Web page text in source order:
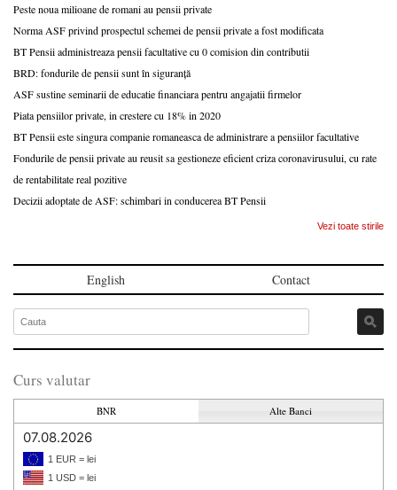
Peste noua milioane de romani au pensii private
Norma ASF privind prospectul schemei de pensii private a fost modificata
BT Pensii administreaza pensii facultative cu 0 comision din contributii
BRD: fondurile de pensii sunt în siguranță
ASF sustine seminarii de educatie financiara pentru angajatii firmelor
Piata pensiilor private, in crestere cu 18% in 2020
BT Pensii este singura companie romaneasca de administrare a pensiilor facultative
Fondurile de pensii private au reusit sa gestioneze eficient criza coronavirusului, cu rate
de rentabilitate real pozitive
Decizii adoptate de ASF: schimbari in conducerea BT Pensii
Vezi toate stirile
English Contact
Curs valutar
BNR Alte Banci
07.08.2026
1 EUR = lei
1 USD = lei